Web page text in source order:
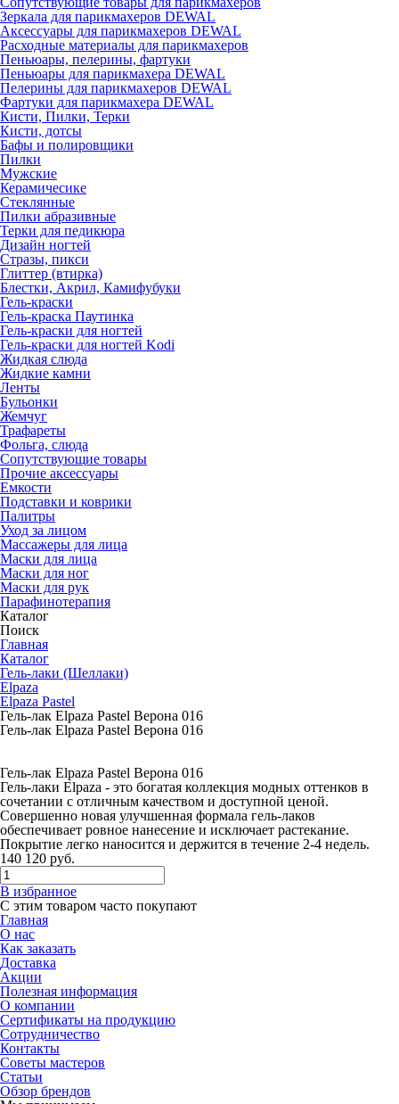
Зеркала для парикмахеров DEWAL
Аксессуары для парикмахеров DEWAL
Расходные материалы для парикмахеров
Пеньюары, пелерины, фартуки
Пеньюары для парикмахера DEWAL
Пелерины для парикмахеров DEWAL
Фартуки для парикмахера DEWAL
Кисти, Пилки, Терки
Кисти, дотсы
Бафы и полировщики
Пилки
Мужские
Керамичесике
Стеклянные
Пилки абразивные
Терки для педикюра
Дизайн ногтей
Стразы, пикси
Глиттер (втирка)
Блестки, Акрил, Камифубуки
Гель-краски
Гель-краска Паутинка
Гель-краски для ногтей
Гель-краски для ногтей Kodi
Жидкая слюда
Жидкие камни
Ленты
Бульонки
Жемчуг
Трафареты
Фольга, слюда
Сопутствующие товары
Прочие аксессуары
Емкости
Подставки и коврики
Палитры
Уход за лицом
Массажеры для лица
Маски для лица
Маски для ног
Маски для рук
Парафино­терапия
Каталог
Поиск
Главная
Каталог
Гель-лаки (Шеллаки)
Elpaza
Elpaza Pastel
Гель-лак Elpaza Pastel Верона 016
Гель-лак Elpaza Pastel Верона 016
Гель-лак Elpaza Pastel Верона 016
Гель-лаки Elpaza - это богатая коллекция модных оттенков в
сочетании с отличным качеством и доступной ценой.
Совершенно новая улучшенная формала гель-лаков
обеспечивает ровное нанесение и исключает растекание.
Покрытие легко наносится и держится в течение 2-4 недель.
140 120 руб.
В избранное
С этим товаром часто покупают
Главная
О нас
Как заказать
Доставка
Акции
Полезная информация
О компании
Сертификаты на продукцию
Сотрудничество
Контакты
Советы мастеров
Статьи
Обзор брендов